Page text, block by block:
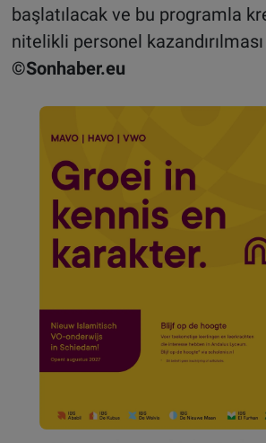
başlatılacak ve bu programla
nitelikli personel
©Sonhaber.eu